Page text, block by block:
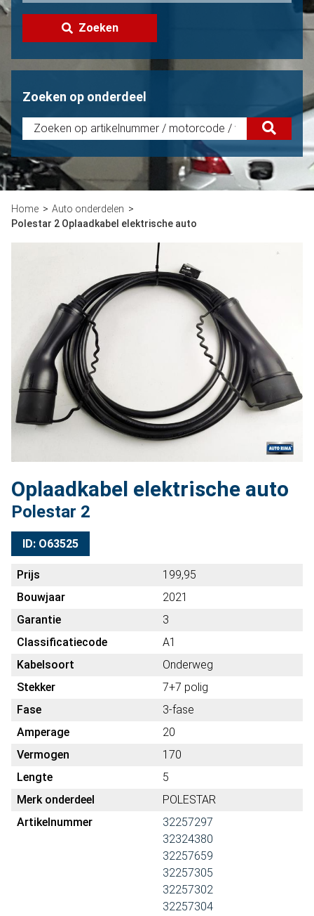
Zoeken
Zoeken op onderdeel
Home
Auto onderdelen
Polestar 2 Oplaadkabel elektrische auto
Oplaadkabel elektrische auto
Polestar 2
ID: O63525
Prijs
199,95
Bouwjaar
2021
Garantie
3
Classificatiecode
A1
Kabelsoort
Onderweg
Stekker
7+7 polig
Fase
3-fase
Amperage
20
Vermogen
170
Lengte
5
Merk onderdeel
POLESTAR
Artikelnummer
32257297
32324380
32257659
32257305
32257302
32257304